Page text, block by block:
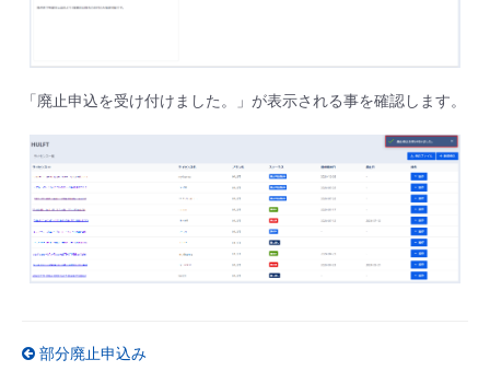
「廃止申込を受け付けました。」が表示される事を確認します。
部分廃止申込み